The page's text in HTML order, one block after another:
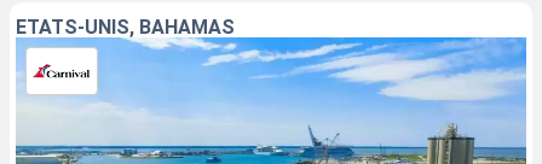
ÉTATS-UNIS, BAHAMAS